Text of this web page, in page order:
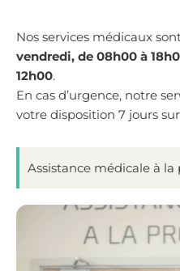
Nos services médicaux
vendredi, de 08h00 à
12h00.
En cas d’urgence, notre
votre disposition 7 jours
Assistance médicale à la